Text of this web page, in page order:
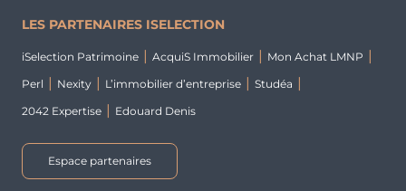
LES PARTENAIRES ISELECTION
iSelection Patrimoine AcquiS Immobilier
Mon Achat LMNP
Perl
Nexity L’immobilier d’entreprise
Studéa
2042 Expertise
Edouard Denis
Espace partenaires